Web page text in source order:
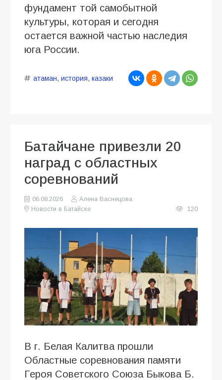
фундамент той самобытной
культуры, которая и сегодня
остается важной частью наследия
юга России.
атаман, история, казаки
Батайчане привезли 20
наград с областных
соревнований
06.08.2026
Алена Васнецова
Новости в Батайске
120
В г. Белая Калитва прошли
Областные соревнования памяти
Героя Советского Союза Быкова Б.